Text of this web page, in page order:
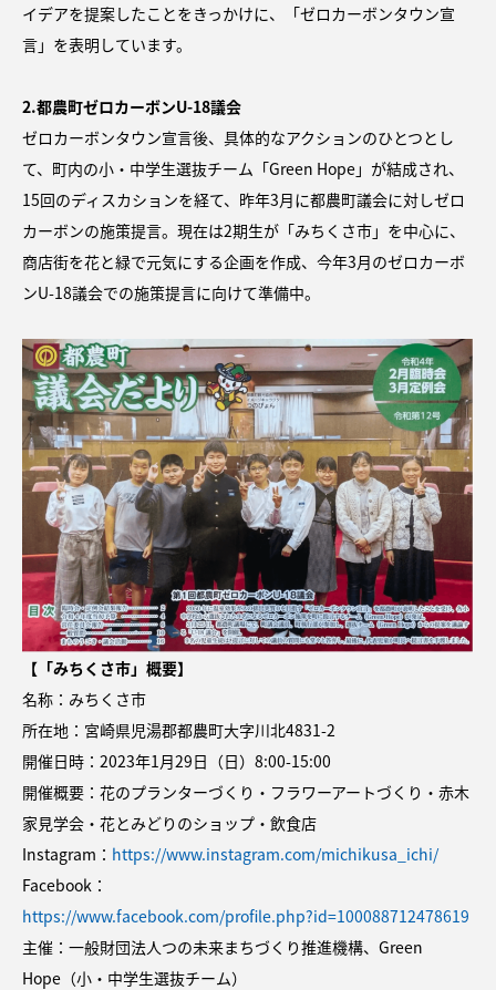
イデアを提案したことをきっかけに、「ゼロカーボンタウン宣
言」を表明しています。
2.都農町ゼロカーボンU-18議会
ゼロカーボンタウン宣言後、具体的なアクションのひとつとし
て、町内の小・中学生選抜チーム「Green Hope」が結成され、
15回のディスカションを経て、昨年3月に都農町議会に対しゼロ
カーボンの施策提言。現在は2期生が「みちくさ市」を中心に、
商店街を花と緑で元気にする企画を作成、今年3月のゼロカーボ
ンU-18議会での施策提言に向けて準備中。
【「みちくさ市」概要】
名称：みちくさ市
所在地：宮崎県児湯郡都農町大字川北4831-2
開催日時：2023年1月29日（日）8:00-15:00
開催概要：花のプランターづくり・フラワーアートづくり・赤木
家見学会・花とみどりのショップ・飲食店
Instagram： https://www.instagram.com/michikusa_ichi/
Facebook：
https://www.facebook.com/profile.php?id=100088712478619
主催：一般財団法人つの未来まちづくり推進機構、Green
Hope（小・中学生選抜チーム）